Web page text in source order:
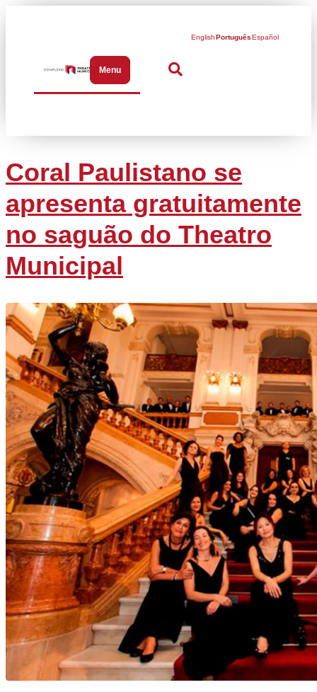
MenuAbrir menu de navegação
EnglishPortuguêsEspañol
Coral Paulistano se
apresenta gratuitamente
no saguão do Theatro
Municipal